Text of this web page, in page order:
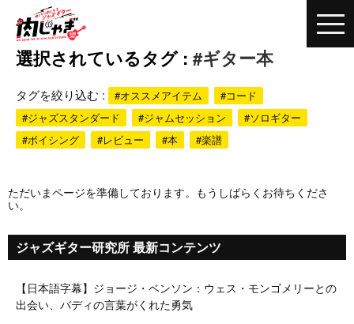
選択されているタグ : #ギター本
タグを絞り込む : #オススメアイテム
#コード
#ジャズスタンダード
#ジャムセッション
#ソロギター
#ボイシング
#レビュー #本 #楽譜
ただいまページを準備しております。もうしばらくお待ちくださ
い。
ジャズギター研究所 最新コンテンツ
【日本語字幕】ジョージ・ベンソン：ウェス・モンゴメリーとの
出会い、バディの言葉がくれた勇気